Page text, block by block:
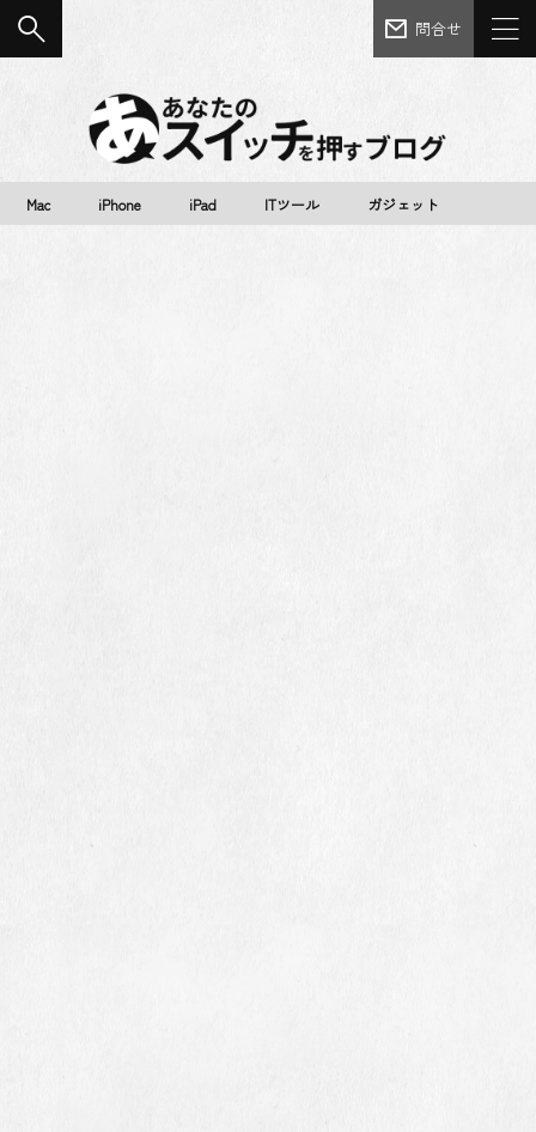
問合せ
Mac iPhone iPad ITツール ガジェット